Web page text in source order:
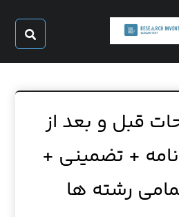
قبل و بعد از
+ تضمینی +
رشته ها